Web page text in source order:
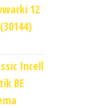
12
Incell
BE